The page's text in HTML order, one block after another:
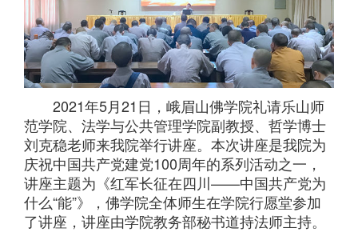
2021年5月21日，峨眉山佛学院礼请乐山师
范学院、法学与公共管理学院副教授、哲学博士
刘克稳老师来我院举行讲座。本次讲座是我院为
庆祝中国共产党建党100周年的系列活动之一，
讲座主题为《红军长征在四川——中国共产党为
什么“能”》，佛学院全体师生在学院行愿堂参加
了讲座，讲座由学院教务部秘书道持法师主持。